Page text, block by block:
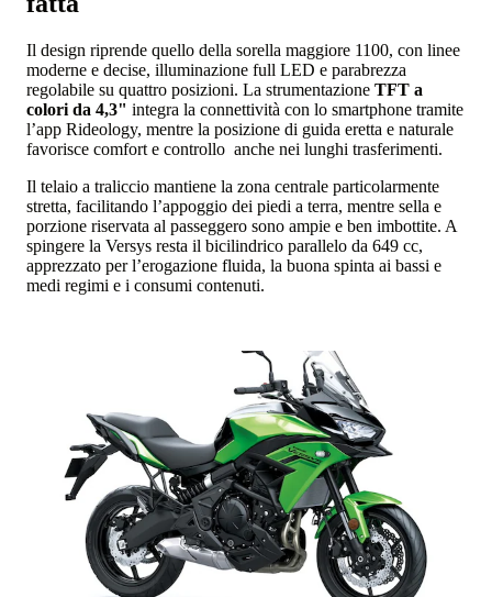
Il design riprende quello della sorella maggiore 1100, con linee
moderne e decise, illuminazione full LED e parabrezza
regolabile su quattro posizioni. La strumentazione TFT a
colori da 4,3" integra la connettività con lo smartphone tramite
l’app Rideology, mentre la posizione di guida eretta e naturale
favorisce comfort e controllo anche nei lunghi trasferimenti.
Il telaio a traliccio mantiene la zona centrale particolarmente
stretta, facilitando l’appoggio dei piedi a terra, mentre sella e
porzione riservata al passeggero sono ampie e ben imbottite. A
spingere la Versys resta il bicilindrico parallelo da 649 cc,
apprezzato per l’erogazione fluida, la buona spinta ai bassi e
medi regimi e i consumi contenuti.